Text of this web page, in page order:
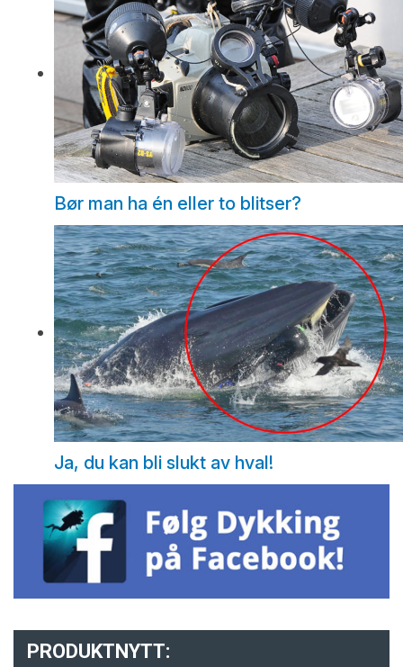
Bør man ha én eller to blitser?
Ja, du kan bli slukt av hval!
PRODUKTNYTT: